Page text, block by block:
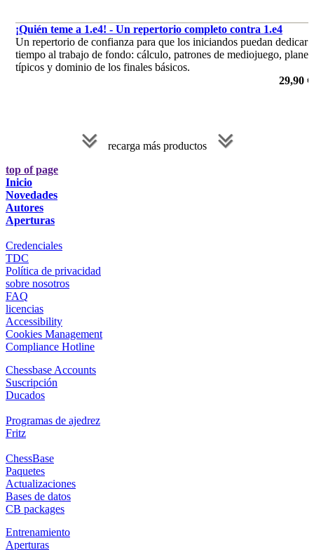
¡Quién teme a 1.e4! - Un repertorio completo contra 1.e4
Un repertorio de confianza para que los iniciandos puedan dedicar
tiempo al trabajo de fondo: cálculo, patrones de mediojuego, planes
típicos y dominio de los finales básicos.
29,90 €
recarga más productos
top of page
Inicio
Novedades
Autores
Aperturas
Credenciales
TDC
Política de privacidad
sobre nosotros
FAQ
licencias
Accessibility
Cookies Management
Compliance Hotline
Chessbase Accounts
Suscripción
Ducados
Programas de ajedrez
Fritz
ChessBase
Paquetes
Actualizaciones
Bases de datos
CB packages
Entrenamiento
Aperturas